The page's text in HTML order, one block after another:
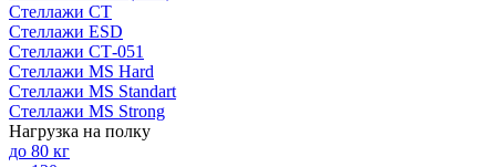
Стеллажи СТ
Стеллажи ESD
Стеллажи СТ-051
Стеллажи MS Hard
Стеллажи MS Standart
Стеллажи MS Strong
Нагрузка на полку
до 80 кг